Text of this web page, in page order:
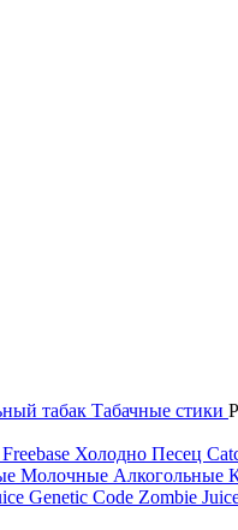
табак Табачные стики
Холодно Песец
Молочные Алкогольные
Genetic Code Zombie